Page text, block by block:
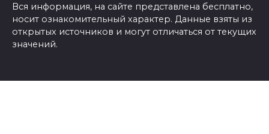
Вся информация, на сайте представлена бесплатно,
носит ознакомительный характер. Данные взяты из
открытых источников и могут отличаться от текущих
значений.